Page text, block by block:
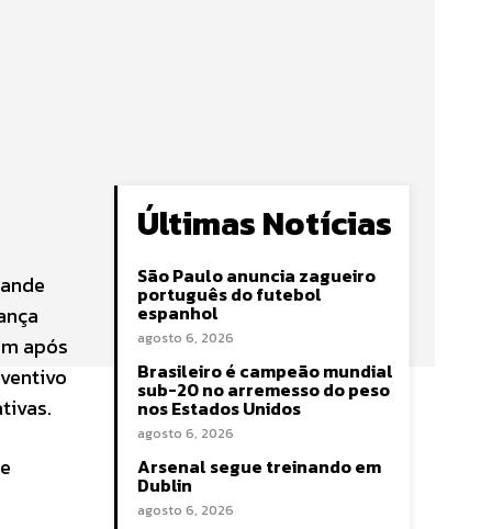
após
Últimas Notícias
São Paulo anuncia zagueiro
português do futebol
espanhol
agosto 6, 2026
Brasileiro é campeão mundial
sub-20 no arremesso do peso
nos Estados Unidos
agosto 6, 2026
Arsenal segue treinando em
Dublin
agosto 6, 2026